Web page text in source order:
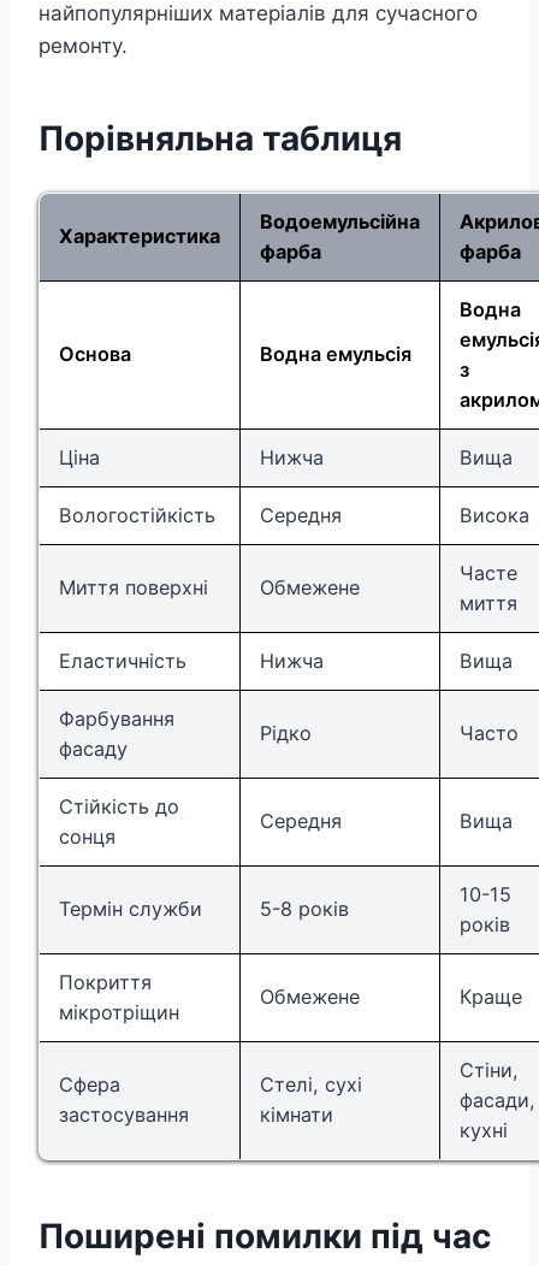
найпопулярніших матеріалів для сучасного
ремонту.
Порівняльна таблиця
Характеристика
Водоемульсійна
фарба
фарба
Основа Водна емульсія
Водна
з
Ціна Нижча Вища
Вологостійкість Середня Висока
Миття поверхні Обмежене
Часте
миття
Еластичність Нижча Вища
Фарбування
фасаду
Рідко Часто
Стійкість до
сонця
Середня Вища
Термін служби 5-8 років
10-15
років
Покриття
мікротріщин
Обмежене Краще
Сфера
застосування
Стелі, сухі
кімнати
Стіни,
фасади,
кухні
Поширені помилки під час